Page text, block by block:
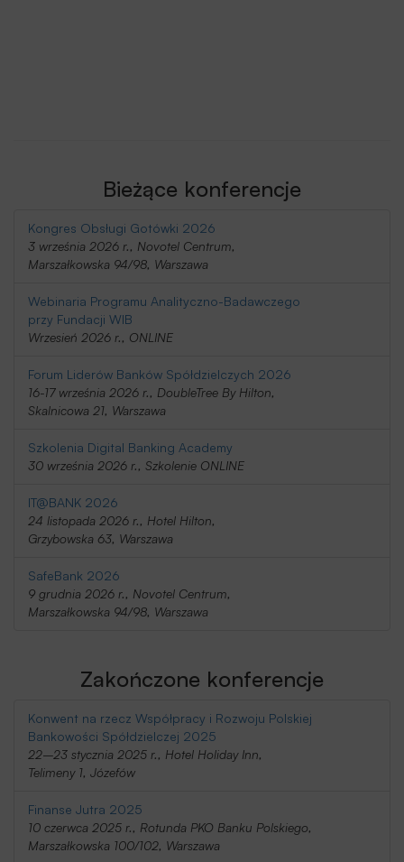
Bieżące konferencje
Kongres Obsługi Gotówki 2026
3 września 2026 r., Novotel Centrum,
Marszałkowska 94/98, Warszawa
Webinaria Programu Analityczno-Badawczego
przy Fundacji WIB
Wrzesień 2026 r., ONLINE
Forum Liderów Banków Spółdzielczych 2026
16-17 września 2026 r., DoubleTree By Hilton,
Skalnicowa 21, Warszawa
Szkolenia Digital Banking Academy
30 września 2026 r., Szkolenie ONLINE
IT@BANK 2026
24 listopada 2026 r., Hotel Hilton,
Grzybowska 63, Warszawa
SafeBank 2026
9 grudnia 2026 r., Novotel Centrum,
Marszałkowska 94/98, Warszawa
Zakończone konferencje
Konwent na rzecz Współpracy i Rozwoju Polskiej
Bankowości Spółdzielczej 2025
22–23 stycznia 2025 r., Hotel Holiday Inn,
Telimeny 1, Józefów
Finanse Jutra 2025
10 czerwca 2025 r., Rotunda PKO Banku Polskiego,
Marszałkowska 100/102, Warszawa